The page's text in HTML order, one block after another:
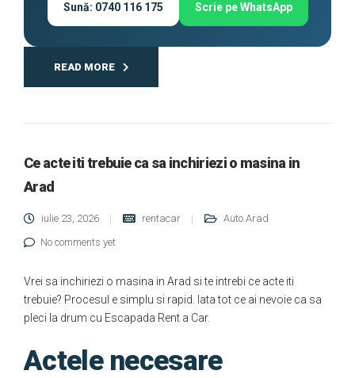
Sună: 0740 116 175 Scrie pe WhatsApp
READ MORE
Ce acte iti trebuie ca sa inchiriezi o masina in
Arad
iulie 23, 2026 rentacar
Auto Arad
No comments yet
Vrei sa inchiriezi o masina in Arad si te intrebi ce acte iti
trebuie? Procesul e simplu si rapid. Iata tot ce ai nevoie ca sa
pleci la drum cu Escapada Rent a Car.
Actele necesare